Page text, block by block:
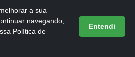
Gold 200Mg De
E + Zinco 60
a sua
navegando,
Política de
Entendi